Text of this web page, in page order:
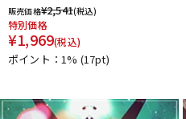
販売価格¥2,541(税込)
特別価格
¥1,969(税込)
ポイント：1% (17pt)